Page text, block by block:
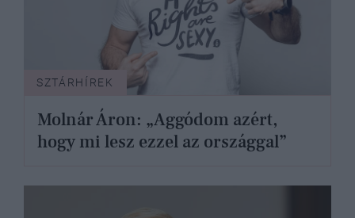
SZTÁRHÍREK
Molnár Áron: „Aggódom azért,
hogy mi lesz ezzel az országgal”